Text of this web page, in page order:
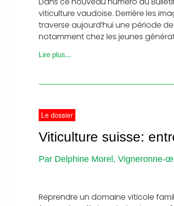
viticulture vaudoise. Derrière les
traverse aujourd’hui une période
notamment chez les jeunes
Lire plus...
Le dossier
Viticulture suisse:
Par Delphine Morel, Vigneronne-
Reprendre un domaine viticole